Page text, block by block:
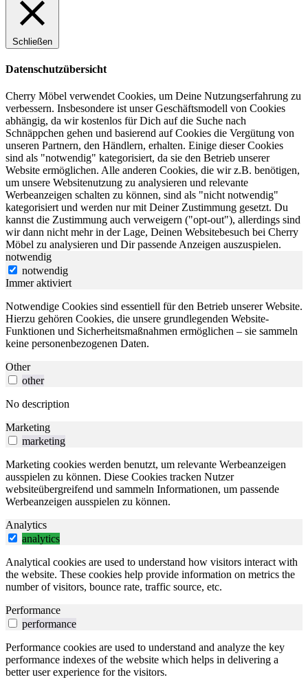
Schließen
Datenschutzübersicht
Cherry Möbel verwendet Cookies, um Deine Nutzungserfahrung zu
verbessern. Insbesondere ist unser Geschäftsmodell von Cookies
abhängig, da wir kostenlos für Dich auf die Suche nach
Schnäppchen gehen und basierend auf Cookies die Vergütung von
unseren Partnern, den Händlern, erhalten. Einige dieser Cookies
sind als "notwendig" kategorisiert, da sie den Betrieb unserer
Website ermöglichen. Alle anderen Cookies, die wir z.B. benötigen,
um unsere Websitenutzung zu analysieren und relevante
Werbeanzeigen schalten zu können, sind als "nicht notwendig"
kategorisiert und werden nur mit Deiner Zustimmung gesetzt. Du
kannst die Zustimmung auch verweigern ("opt-out"), allerdings sind
wir dann nicht mehr in der Lage, Deinen Websitebesuch bei Cherry
Möbel zu analysieren und Dir passende Anzeigen auszuspielen.
notwendig
notwendig
Immer aktiviert
Notwendige Cookies sind essentiell für den Betrieb unserer Website.
Hierzu gehören Cookies, die unsere grundlegenden Website-
Funktionen und Sicherheitsmaßnahmen ermöglichen – sie sammeln
keine personenbezogenen Daten.
Other
other
No description
Marketing
marketing
Marketing cookies werden benutzt, um relevante Werbeanzeigen
ausspielen zu können. Diese Cookies tracken Nutzer
websiteübergreifend und sammeln Informationen, um passende
Werbeanzeigen ausspielen zu können.
Analytics
analytics
Analytical cookies are used to understand how visitors interact with
the website. These cookies help provide information on metrics the
number of visitors, bounce rate, traffic source, etc.
Performance
performance
Performance cookies are used to understand and analyze the key
performance indexes of the website which helps in delivering a
better user experience for the visitors.